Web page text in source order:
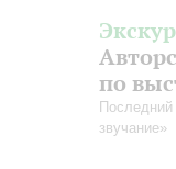
по
Последний
звучание»